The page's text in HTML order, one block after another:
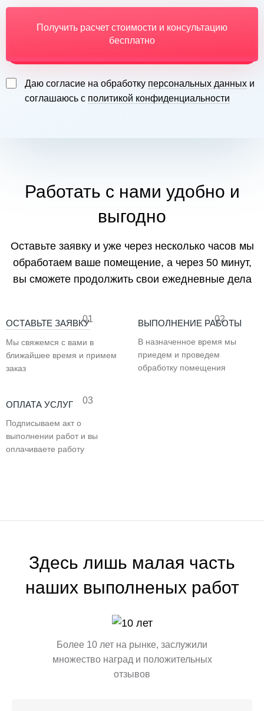
Получить расчет стоимости и консультацию
бесплатно
Даю согласие на обработку персональных данных и
соглашаюсь с политикой конфиденциальности
Работать с нами удобно и
выгодно
Оставьте заявку и уже через несколько часов мы
обработаем ваше помещение, а через 50 минут,
вы сможете продолжить свои ежедневные дела
01
ОСТАВЬТЕ ЗАЯВКУ
Мы свяжемся с вами в
ближайшее время и примем
заказ
02
ВЫПОЛНЕНИЕ РАБОТЫ
В назначенное время мы
приедем и проведем
обработку помещения
03
ОПЛАТА УСЛУГ
Подписываем акт о
выполнении работ и вы
оплачиваете работу
Здесь лишь малая часть
наших выполненых работ
Более 10 лет на рынке, заслужили
множество наград и положительных
отзывов